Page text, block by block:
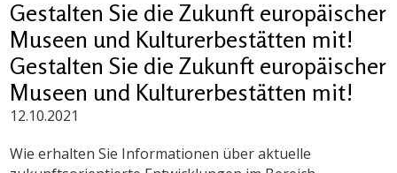
Gestalten Sie die Zukunft europäischer
Museen und Kulturerbestätten mit!
Gestalten Sie die Zukunft europäischer
Museen und Kulturerbestätten mit!
12.10.2021
Wie erhalten Sie Informationen über aktuelle